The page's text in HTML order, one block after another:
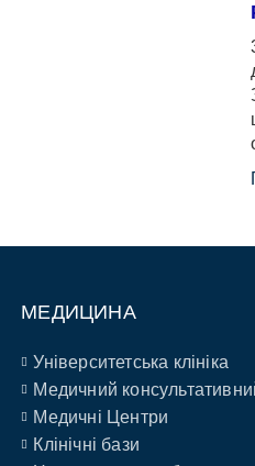
МЕДИЦИНА
Університетська клініка
Медичний
Медичні Центри
Клінічні бази